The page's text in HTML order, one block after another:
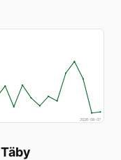
2026-08-07
Täby